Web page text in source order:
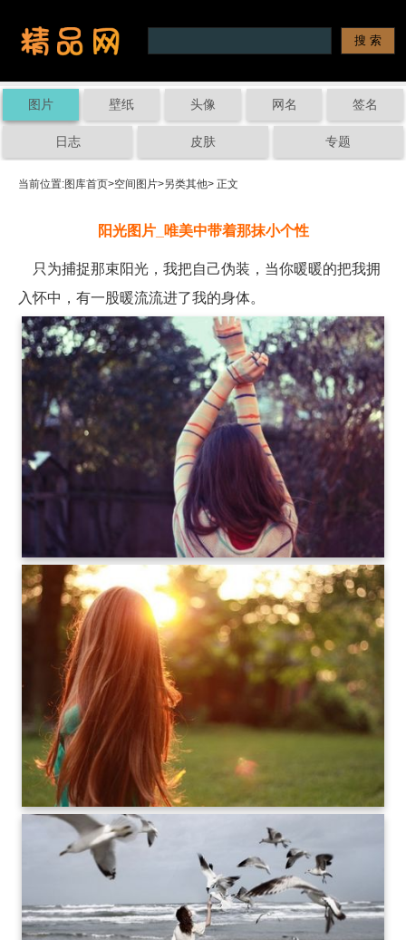
图片 壁纸 头像 网名 签名
日志 皮肤 专题
当前位置:图库首页>空间图片>另类其他> 正文
阳光图片_唯美中带着那抹小个性
只为捕捉那束阳光，我把自己伪装，当你暖暖的把我拥
入怀中，有一股暖流流进了我的身体。